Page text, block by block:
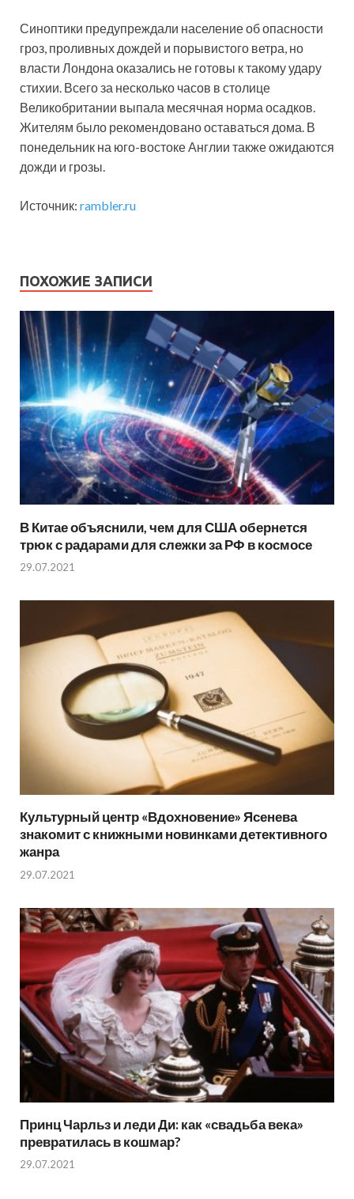
Синоптики предупреждали население об опасности
гроз, проливных дождей и порывистого ветра, но
власти Лондона оказались не готовы к такому удару
стихии. Всего за несколько часов в столице
Великобритании выпала месячная норма осадков.
Жителям было рекомендовано оставаться дома. В
понедельник на юго-востоке Англии также ожидаются
дожди и грозы.
Источник: rambler.ru
ПОХОЖИЕ ЗАПИСИ
В Китае объяснили, чем для США обернется
трюк с радарами для слежки за РФ в космосе
29.07.2021
Культурный центр «Вдохновение» Ясенева
знакомит с книжными новинками детективного
жанра
29.07.2021
Принц Чарльз и леди Ди: как «свадьба века»
превратилась в кошмар?
29.07.2021